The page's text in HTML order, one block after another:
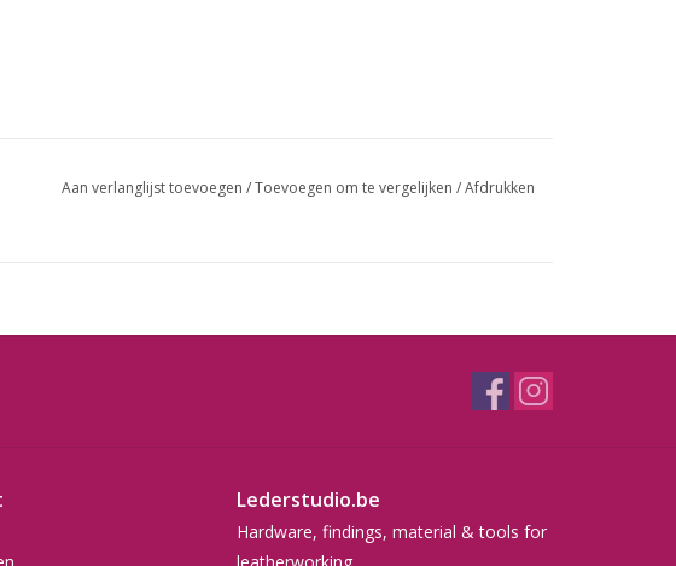
Aan verlanglijst toevoegen /Toevoegen om te vergelijken /Afdrukken
Lederstudio.be
Hardware, findings, material & tools for
leatherworking